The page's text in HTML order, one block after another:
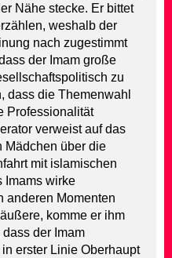
Nähe stecke. Er bittet
weshalb der
nach zugestimmt
der Imam große
zu
dass die Themenwahl
Professionalität
verweist auf das
Mädchen über die
mit islamischen
Imams wirke
anderen Momenten
komme er ihm
der Imam
erster Linie Oberhaupt